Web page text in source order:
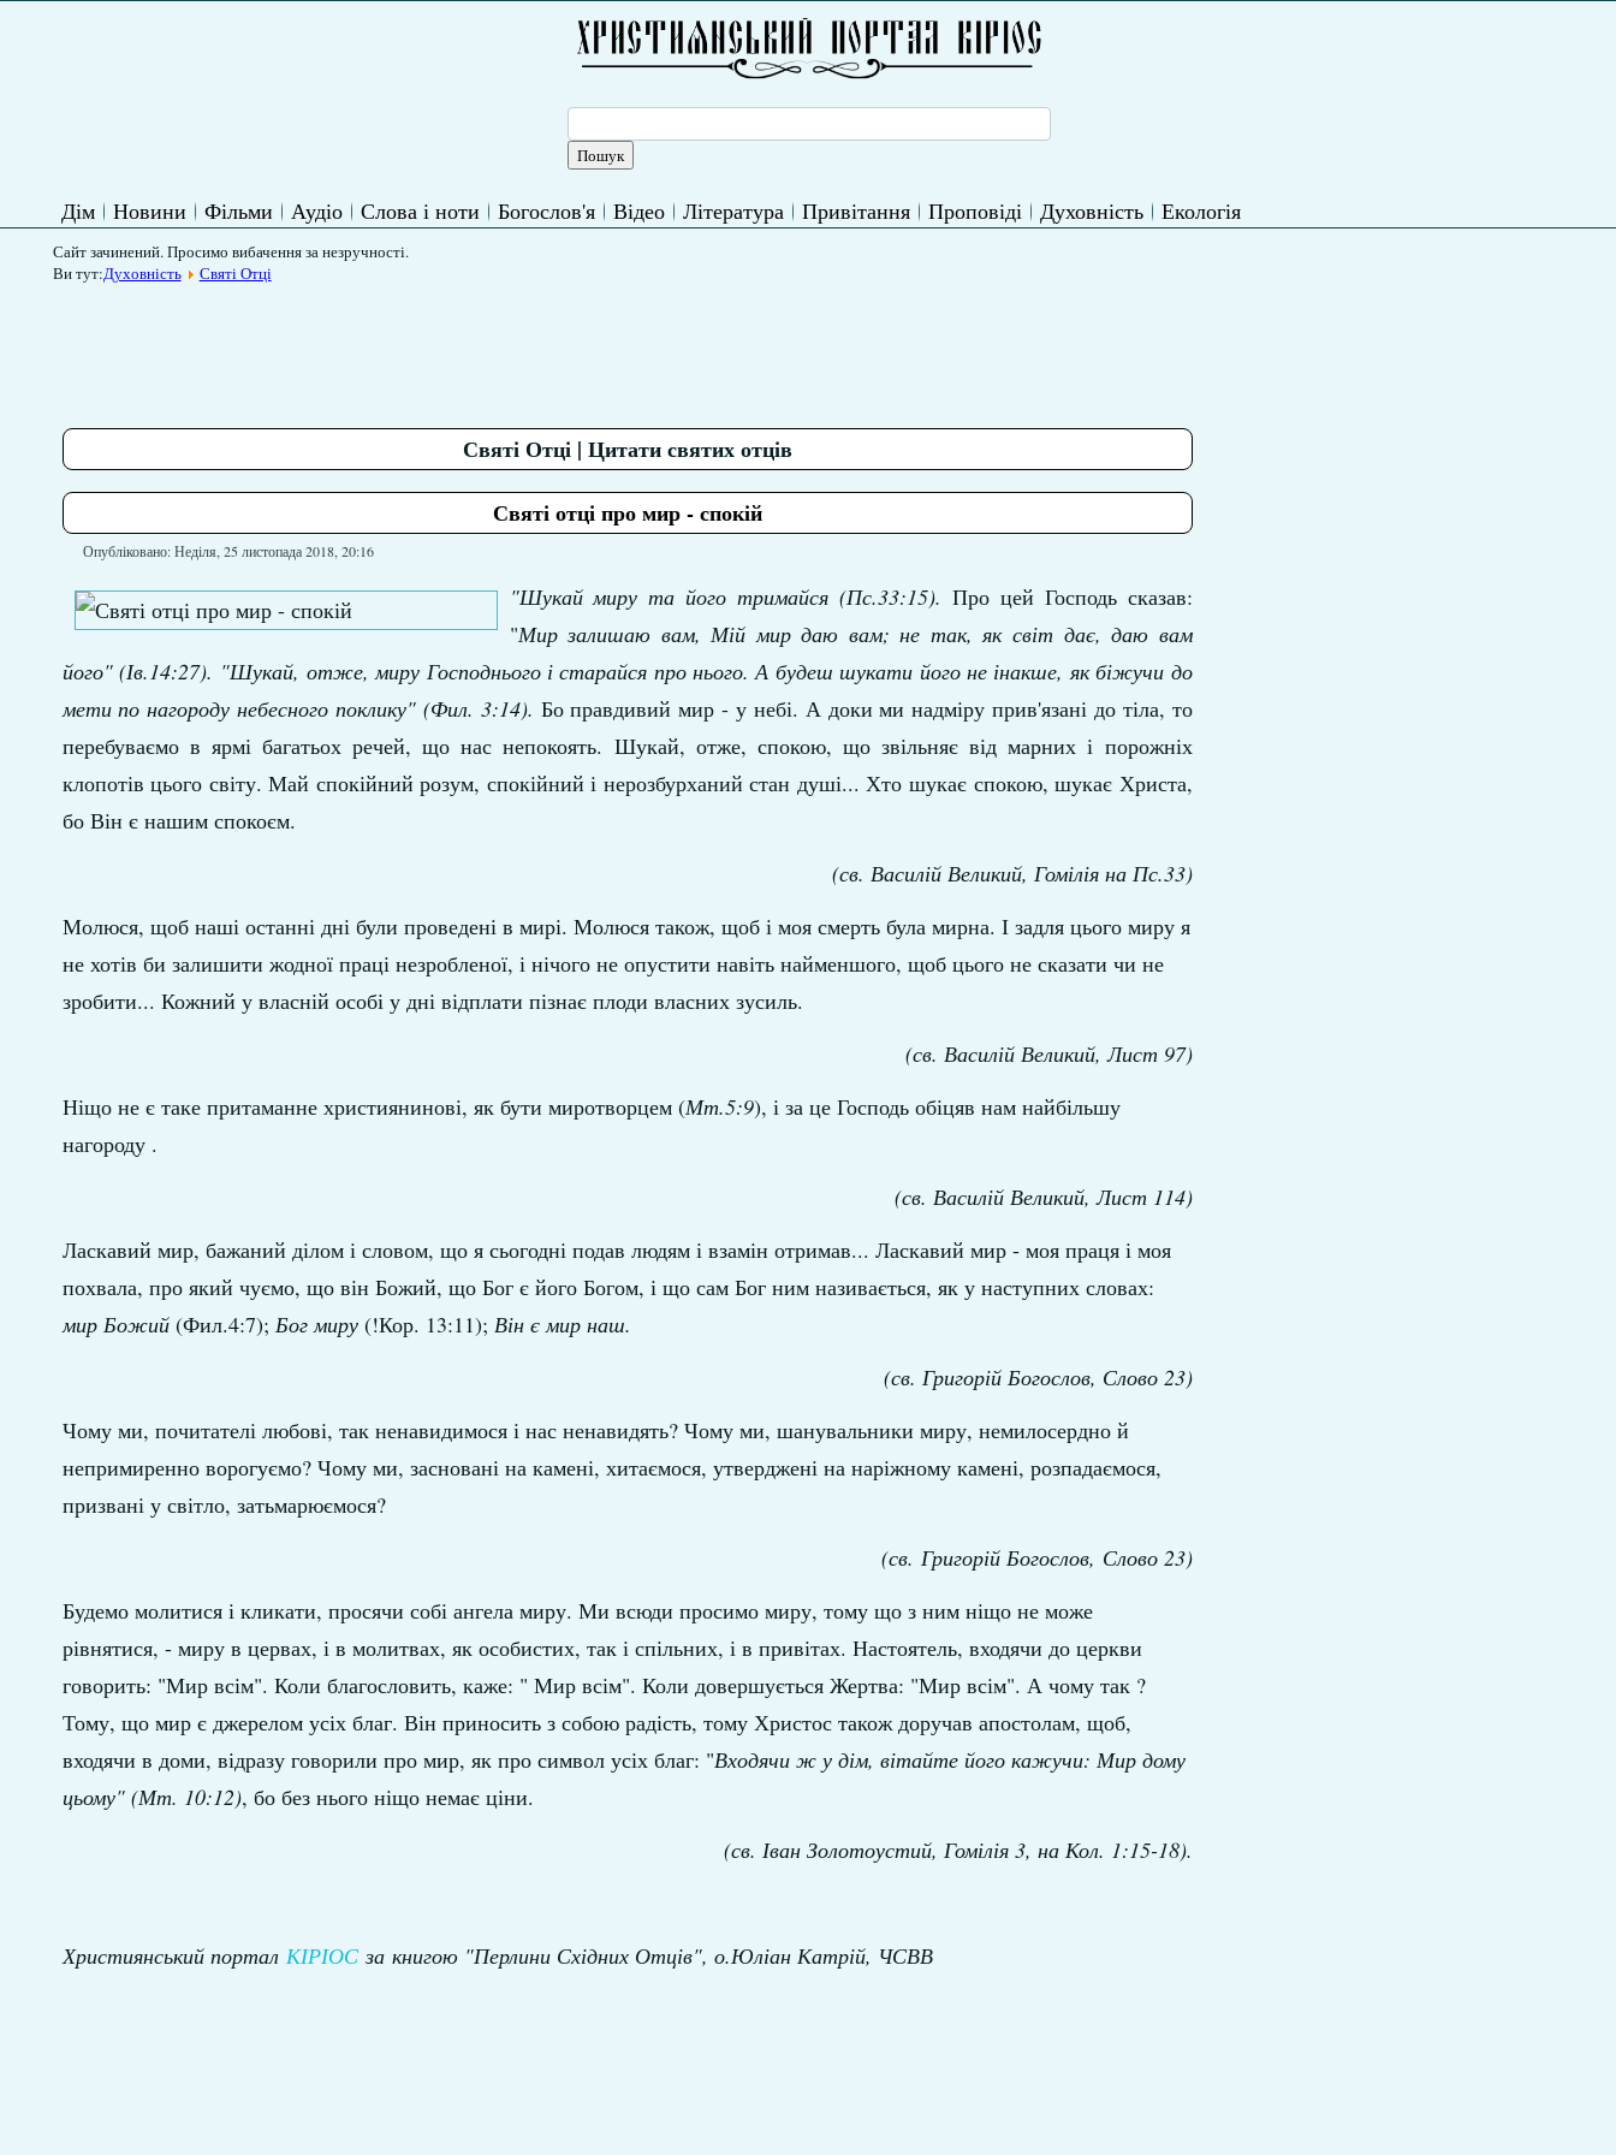
Дім Новини Фільми Аудіо Слова і ноти Богослов'я Відео Література Привітання Проповіді Духовність Екологія
Сайт зачинений. Просимо вибачення за незручності.
Ви тут:Духовність Святі Отці
Святі Отці | Цитати святих отців
Святі отці про мир - спокій
Опубліковано: Неділя, 25 листопада 2018, 20:16
"Шукай миру та його тримайся (Пс.33:15). Про цей Господь сказав:
"Мир залишаю вам, Мій мир даю вам; не так, як світ дає, даю вам
його" (Ів.14:27). "Шукай, отже, миру Господнього і старайся про нього. А будеш шукати його не інакше, як біжучи до
мети по нагороду небесного поклику" (Фил. 3:14). Бо правдивий мир - у небі. А доки ми надміру прив'язані до тіла, то
перебуваємо в ярмі багатьох речей, що нас непокоять. Шукай, отже, спокою, що звільняє від марних і порожніх
клопотів цього світу. Май спокійний розум, спокійний і нерозбурханий стан душі... Хто шукає спокою, шукає Христа,
бо Він є нашим спокоєм.
(св. Василій Великий, Гомілія на Пс.33)
Молюся, щоб наші останні дні були проведені в мирі. Молюся також, щоб і моя смерть була мирна. І задля цього миру я
не хотів би залишити жодної праці незробленої, і нічого не опустити навіть найменшого, щоб цього не сказати чи не
зробити... Кожний у власній особі у дні відплати пізнає плоди власних зусиль.
(св. Василій Великий, Лист 97)
Ніщо не є таке притаманне християнинові, як бути миротворцем (Мт.5:9), і за це Господь обіцяв нам найбільшу
нагороду .
(св. Василій Великий, Лист 114)
Ласкавий мир, бажаний ділом і словом, що я сьогодні подав людям і взамін отримав... Ласкавий мир - моя праця і моя
похвала, про який чуємо, що він Божий, що Бог є його Богом, і що сам Бог ним називається, як у наступних словах:
мир Божий(Фил.4:7); Бог миру(!Кор. 13:11); Він є мир наш.
(св. Григорій Богослов, Слово 23)
Чому ми, почитателі любові, так ненавидимося і нас ненавидять? Чому ми, шанувальники миру, немилосердно й
непримиренно ворогуємо? Чому ми, засновані на камені, хитаємося, утверджені на наріжному камені, розпадаємося,
призвані у світло, затьмарюємося?
(св. Григорій Богослов, Слово 23)
Будемо молитися і кликати, просячи собі ангела миру. Ми всюди просимо миру, тому що з ним ніщо не може
рівнятися, - миру в цервах, і в молитвах, як особистих, так і спільних, і в привітах. Настоятель, входячи до церкви
говорить: "Мир всім". Коли благословить, каже: " Мир всім". Коли довершується Жертва: "Мир всім". А чому так ?
Тому, що мир є джерелом усіх благ. Він приносить з собою радість, тому Христос також доручав апостолам, щоб,
входячи в доми, відразу говорили про мир, як про символ усіх благ: "Входячи ж у дім, вітайте його кажучи: Мир дому
цьому" (Мт. 10:12), бо без нього ніщо немає ціни.
(св. Іван Золотоустий, Гомілія 3, на Кол. 1:15-18).
Християнський портал КІРІОСза книгою "Перлини Східних Отців", о.Юліан Катрій, ЧСВВ